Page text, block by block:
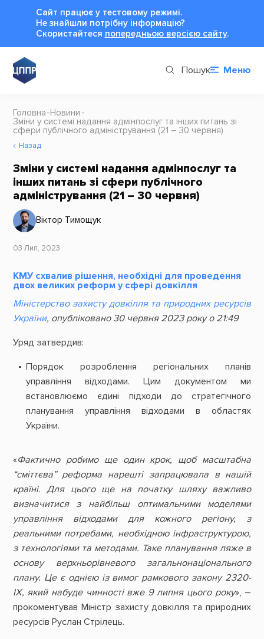
Сайт працює у тестовому режимі.
Не знайшли потрібну інформацію?
Cкористайтеся попередньою версією сайту.
Пошук Меню
Головна Новини
Зміни у системі надання адмінпослуг та інших питань зі
сфери публічного адміністрування (21 – 30 червня)
Назад
Зміни у системі надання адмінпослуг та
інших питань зі сфери публічного
адміністрування (21 – 30 червня)
Віктор Тимощук
03 Лип, 2023
КМУ схвалив рішення, необхідні для проведення
двох великих реформ у сфері довкілля
Міністерство захисту довкілля та природних ресурсів
України, опубліковано 30 червня 2023 року о 21:49
Уряд затвердив:
Порядок розроблення регіональних планів
управління відходами. Цим документом ми
встановлюємо єдині підходи до стратегічного
планування управління відходами в областях
України.
«Фактично робимо ще один крок, щоб масштабна
“сміттєва” реформа нарешті запрацювала в нашій
країні. Для цього ще на початку шляху важливо
визначитися з найбільш оптимальними моделями
управління відходами для кожного регіону, з
реальними потребами, необхідною інфраструктурою,
з технологіями та методами. Таке планування ляже в
основу верхньорівневого загальнонаціонального
плану. Це є однією із вимог рамкового закону 2320-
IX, який набуде чинності вже 9 липня цього року», –
прокоментував Міністр захисту довкілля та природних
ресурсів Руслан Стрілець.